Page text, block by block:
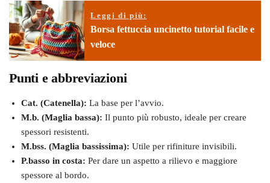
Leggi di più:
Borsa fettuccia uncinetto tutorial facile e
veloce
Punti e abbreviazioni
Cat. (Catenella): La base per l’avvio.
M.b. (Maglia bassa): Il punto più robusto, ideale per creare
spessori resistenti.
M.bss. (Maglia bassissima): Utile per rifiniture invisibili.
P.basso in costa: Per dare un aspetto a rilievo e maggiore
spessore al bordo.